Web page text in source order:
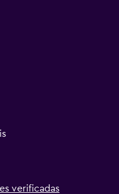
verificadas